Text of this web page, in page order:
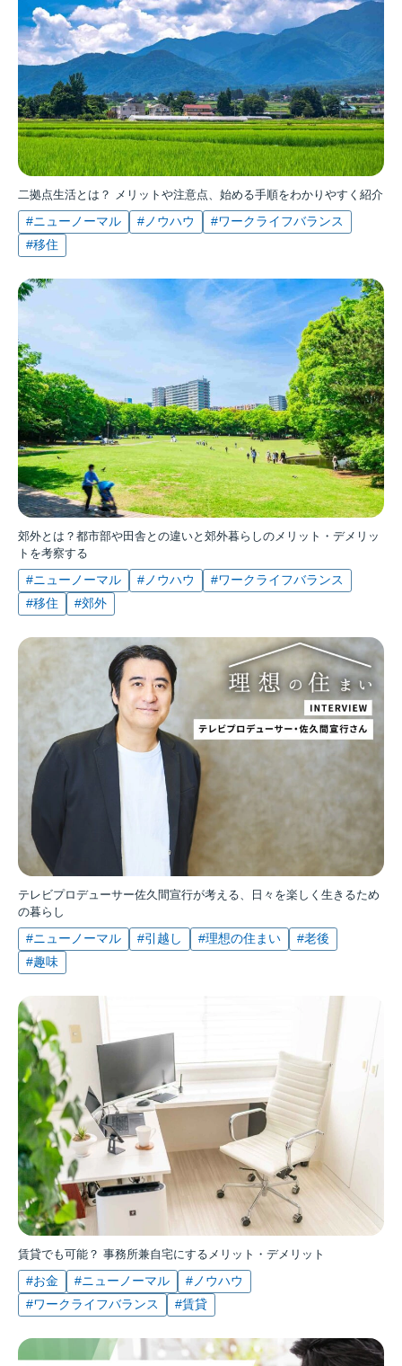
二拠点生活とは？ メリットや注意点、始める手順をわかりやすく紹介
#ニューノーマル #ノウハウ
#ワークライフバランス
#移住
郊外とは？都市部や田舎との違いと郊外暮らしのメリット・デメリッ
トを考察する
#ニューノーマル #ノウハウ
#ワークライフバランス
#移住
#郊外
テレビプロデューサー佐久間宣行が考える、日々を楽しく生きるため
の暮らし
#ニューノーマル #引越し #理想の住まい
#老後
#趣味
賃貸でも可能？ 事務所兼自宅にするメリット・デメリット
#お金 #ニューノーマル
#ノウハウ
#ワークライフバランス
#賃貸